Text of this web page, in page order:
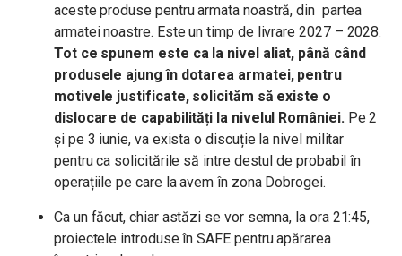
aceste produse pentru armata noastră, din partea
armatei noastre. Este un timp de livrare 2027 – 2028.
Tot ce spunem este ca la nivel aliat, până când
produsele ajung în dotarea armatei, pentru
motivele justificate, solicităm să existe o
dislocare de capabilități la nivelul României. Pe 2
și pe 3 iunie, va exista o discuție la nivel militar
pentru ca solicitările să intre destul de probabil în
operațiile pe care la avem în zona Dobrogei.
Ca un făcut, chiar astăzi se vor semna, la ora 21:45,
proiectele introduse în SAFE pentru apărarea